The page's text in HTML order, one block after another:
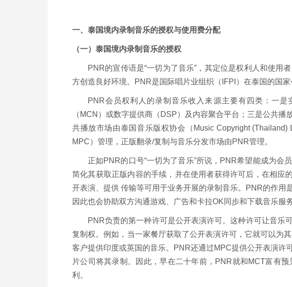
一、泰国境内录制音乐的授权与使用费分配
（一）泰国境内录制音乐的授权
PNR的宣传语是“一切为了音乐”，其定位是权利人和使用
方创造良好环境。PNR是国际唱片业组织（IFPI）在泰国的国
PNR会员权利人的录制音乐收入来源主要有四类：一
（MCN）或数字提供商（DSP）及内容聚合平台；三是公共
共播放市场由泰国音乐版权协会（Music Copyright
MPC）管理，正版翻录/复制与音乐分发市场由PNR管理。
正如PNR的口号“一切为了音乐”所说，PNR希望能成为
简化其获取正版内容的手续，并在使用者获得许可后，在相应
开表演、提供 传输等可用于业务开展的录制音乐。PNR的作用
因此也会协助双方沟通游戏、广告和卡拉OK同步和下载音乐服
PNR负责的第一种许可是公开表演许可。这种许可让音乐
复制权。例如，当一家餐厅获取了公开表演许可，它就可以
客户提供印度或英国的音乐。PNR还通过MPC提供公开表演
片公司将其录制。因此，早在二十年前，PNR就和MCT富有
利。